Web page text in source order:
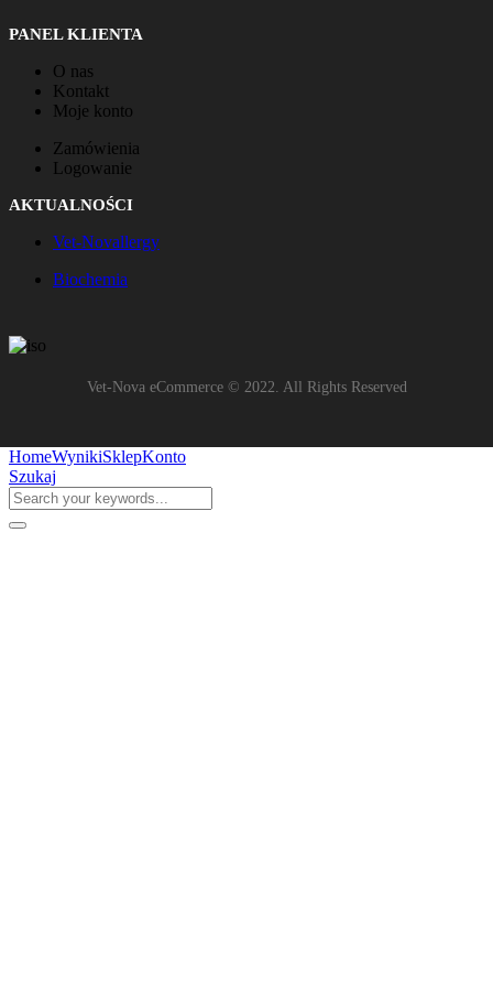
PANEL KLIENTA
O nas
Kontakt
Moje konto
Zamówienia
Logowanie
AKTUALNOŚCI
Vet-Novallergy
Biochemia
Vet-Nova eCommerce © 2022. All Rights Reserved
HomeWynikiSklepKonto
Szukaj